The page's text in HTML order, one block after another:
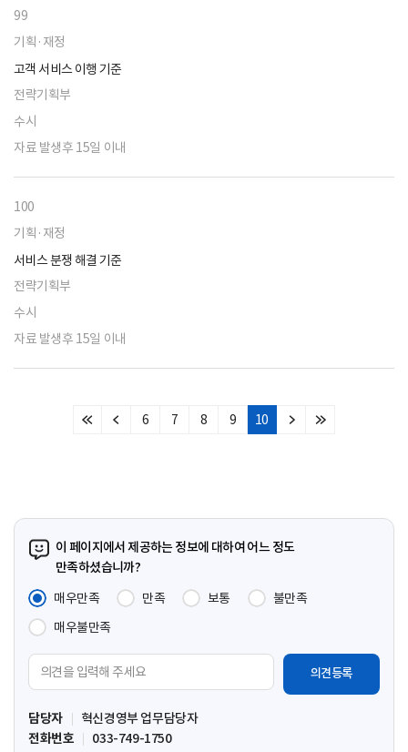
99
기획·재정
고객 서비스 이행 기준
전략기획부
수시
자료 발생후 15일 이내
100
기획·재정
서비스 분쟁 해결 기준
전략기획부
수시
자료 발생후 15일 이내
처
이
6 7 8 9 10
다
마
이 페이지에서 제공하는 정보에 대하여 어느 정도
만족하셨습니까?
매우만족
만족 보통
불만족
매우불만족
견
입
력
담당자
혁신경영부 업무담당자
전화번호
033-749-1750